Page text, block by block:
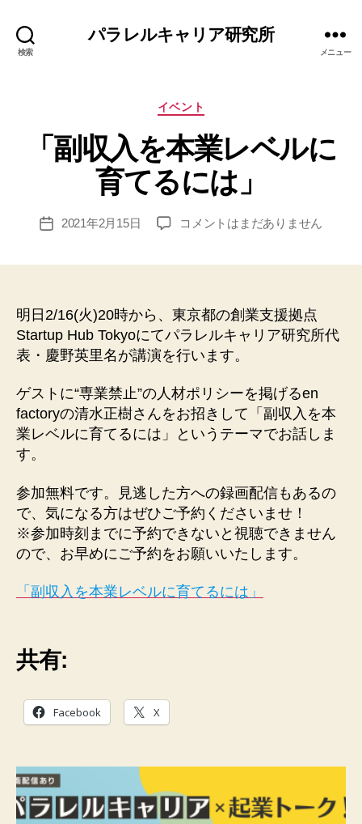
検索
パラレルキャリア研究所
メニュー
カ
ゴ
リ
ー
イベント
「副収入を本業レベルに
育てるには」
稿
作
成
者
エ
ナ
投
2021年2月15日
「副
業
レ
ベ
ル
育
て
る
へ
の
コメントはまだありません
明日2/16(火)20時から、東京都の創業支援拠点
Startup Hub Tokyoにてパラレルキャリア研究所代
表・慶野英里名が講演を行います。
ゲストに“専業禁止”の人材ポリシーを掲げるen
factoryの清水正樹さんをお招きして「副収入を本
業レベルに育てるには」というテーマでお話しま
す。
参加無料です。見逃した方への録画配信もあるの
で、気になる方はぜひご予約くださいませ！
※参加時刻までに予約できないと視聴できません
ので、お早めにご予約をお願いいたします。
「副収入を本業レベルに育てるには」
共有:
Facebook X